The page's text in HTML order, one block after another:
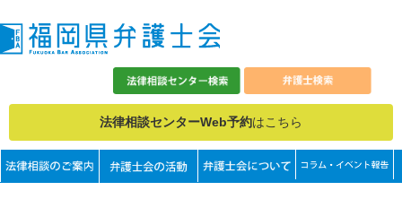
法律相談センターWeb予約はこちら